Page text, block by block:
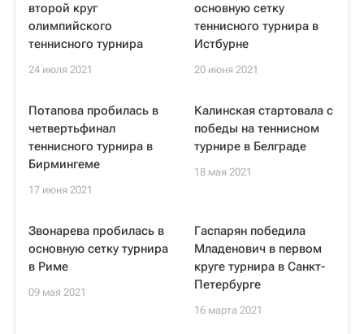
второй круг
олимпийского
теннисного турнира
24 июля 2021
основную сетку
теннисного турнира в
Истбурне
20 июня 2021
Потапова пробилась в
четвертьфинал
теннисного турнира в
Бирмингеме
17 июня 2021
Калинская стартовала с
победы на теннисном
турнире в Белграде
18 мая 2021
Звонарева пробилась в
основную сетку турнира
в Риме
09 мая 2021
Гаспарян победила
Младенович в первом
круге турнира в Санкт-
Петербурге
16 марта 2021